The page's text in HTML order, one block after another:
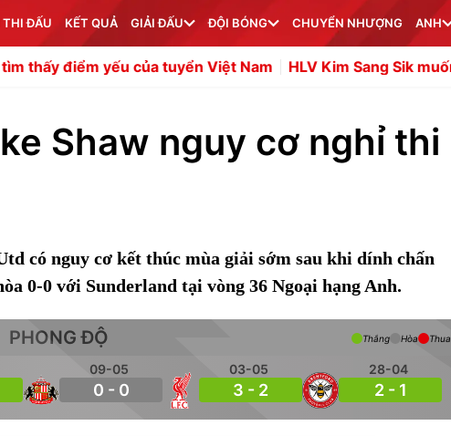
THI ĐẤU KẾT QUẢ GIẢI ĐẤU ĐỘI BÓNG CHUYỂN NHƯỢNG ANH
yếu của tuyển Việt Nam HLV Kim Sang Sik muốn Đình Bắc
Shaw nguy cơ nghỉ thi
có nguy cơ kết thúc mùa giải sớm sau khi dính chấn
0-0 với Sunderland tại vòng 36 Ngoại hạng Anh.
PHONG ĐỘ
09-05
0 - 0
03-05
3 - 2
28-04
2 - 1
Thắng Hòa Thua